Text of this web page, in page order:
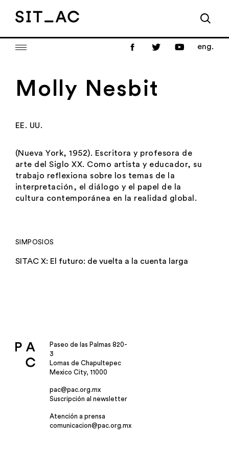
eng.
Molly Nesbit
EE. UU.
(Nueva York, 1952). Escritora y profesora de
arte del Siglo XX. Como artista y educador, su
trabajo reflexiona sobre los temas de la
interpretación, el diálogo y el papel de la
cultura contemporánea en la realidad global.
SIMPOSIOS
SITAC X: El futuro: de vuelta a la cuenta larga
Paseo de las Palmas 820-
3
Lomas de Chapultepec
Mexico City, 11000
pac@pac.org.mx
Suscripción al newsletter
Atención a prensa
comunicacion@pac.org.mx